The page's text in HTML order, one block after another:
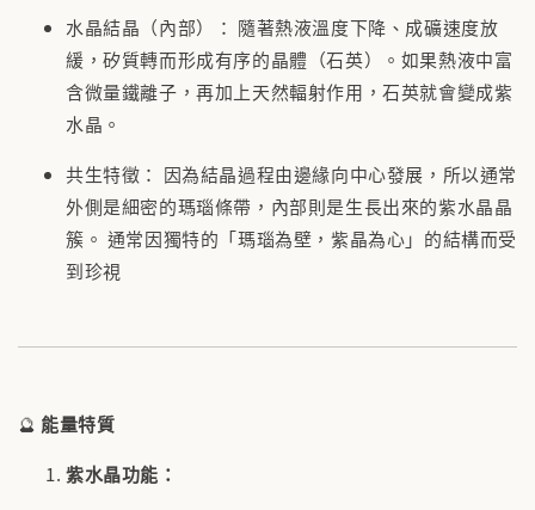
水晶結晶（內部）： 隨著熱液溫度下降、成礦速度放
緩，矽質轉而形成有序的晶體（石英）。如果熱液中富
含微量鐵離子，再加上天然輻射作用，石英就會變成紫
水晶。
共生特徵： 因為結晶過程由邊緣向中心發展，所以通常
外側是細密的瑪瑙條帶，內部則是生長出來的紫水晶晶
簇。 通常因獨特的「瑪瑙為壁，紫晶為心」的結構而受
到珍視
🔮 能量特質
紫水晶功能：